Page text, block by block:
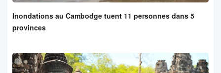
Inondations au Cambodge tuent 11 personnes dans 5
provinces